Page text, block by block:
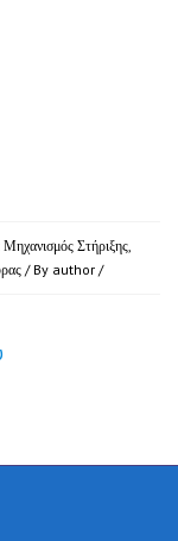
Μηχανισμός Στήριξης,
/ By author /